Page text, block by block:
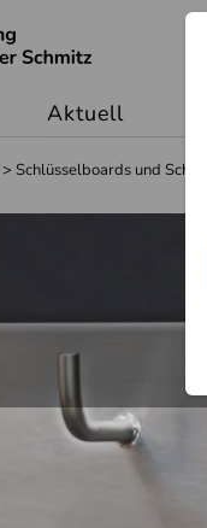
Aktuell
> Schlüsselboards und